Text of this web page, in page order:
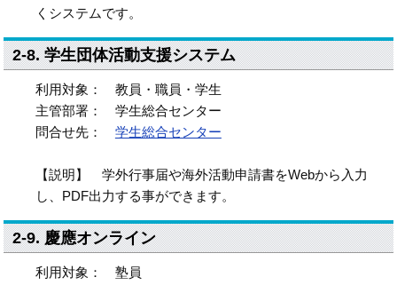
くシステムです。
2-8. 学生団体活動支援システム
利用対象： 教員・職員・学生
主管部署： 学生総合センター
問合せ先： 学生総合センター
【説明】 学外行事届や海外活動申請書をWebから入力
し、PDF出力する事ができます。
2-9. 慶應オンライン
利用対象： 塾員